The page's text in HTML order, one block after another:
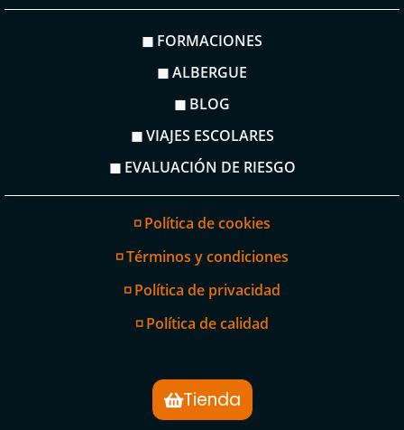
◼ FORMACIONES
◼ ALBERGUE
◼ BLOG
◼ VIAJES ESCOLARES
◼ EVALUACIÓN DE RIESGO
◽ Política de cookies
◽ Términos y condiciones
◽ Política de privacidad
◽ Política de calidad
Tienda